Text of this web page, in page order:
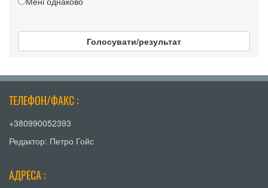
Голосувати/результат
ТЕЛЕФОН/ФАКС :
+380990052393
Редактор: Петро Гойс
АДРЕСА :